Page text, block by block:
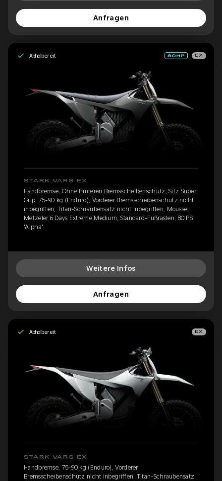
Anfragen
Abholbereit EX
STARK VARG EX
Handbremse, Ohne hinteren Bremsscheibenschutz, Sitz Super
Grip, 75-90 kg (Enduro), Vorderer Bremsscheibenschutz nicht
inbegriffen, Titan-Schraubensatz nicht inbegriffen, Mousse,
Metzeler 6 Days Extreme Medium, Standard-Fußrasten, 80 PS
'Alpha'
Weitere Infos
Anfragen
Abholbereit EX
STARK VARG EX
Handbremse, 75-90 kg (Enduro), Vorderer
Bremsscheibenschutz nicht inbegriffen, Titan-Schraubensatz